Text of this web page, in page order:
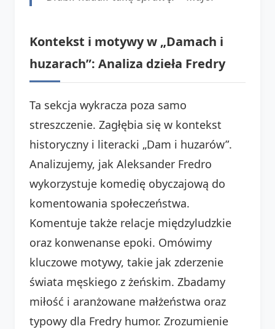
Kontekst i motywy w „Damach i
huzarach”: Analiza dzieła Fredry
Ta sekcja wykracza poza samo
streszczenie. Zagłębia się w kontekst
historyczny i literacki „Dam i huzarów”.
Analizujemy, jak Aleksander Fredro
wykorzystuje komedię obyczajową do
komentowania społeczeństwa.
Komentuje także relacje międzyludzkie
oraz konwenanse epoki. Omówimy
kluczowe motywy, takie jak zderzenie
świata męskiego z żeńskim. Zbadamy
miłość i aranżowane małżeństwa oraz
typowy dla Fredry humor. Zrozumienie